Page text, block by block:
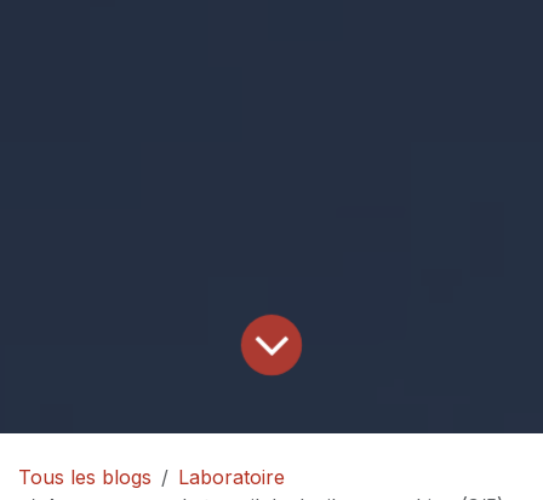
Tous les blogs
Laboratoire